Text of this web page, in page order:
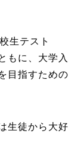
生テスト
もに、大学入
目指すための
生徒から大好